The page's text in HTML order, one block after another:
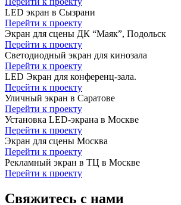
LED экран в Сызрани
Перейти к проекту
Экран для сцены ДК “Маяк”, Подольск
Перейти к проекту
Светодиодный экран для кинозала
Перейти к проекту
LED Экран для конференц-зала.
Перейти к проекту
Уличный экран в Саратове
Перейти к проекту
Установка LED-экрана в Москве
Перейти к проекту
Экран для сцены Москва
Перейти к проекту
Рекламный экран в ТЦ в Москве
Перейти к проекту
Свяжитесь с нами